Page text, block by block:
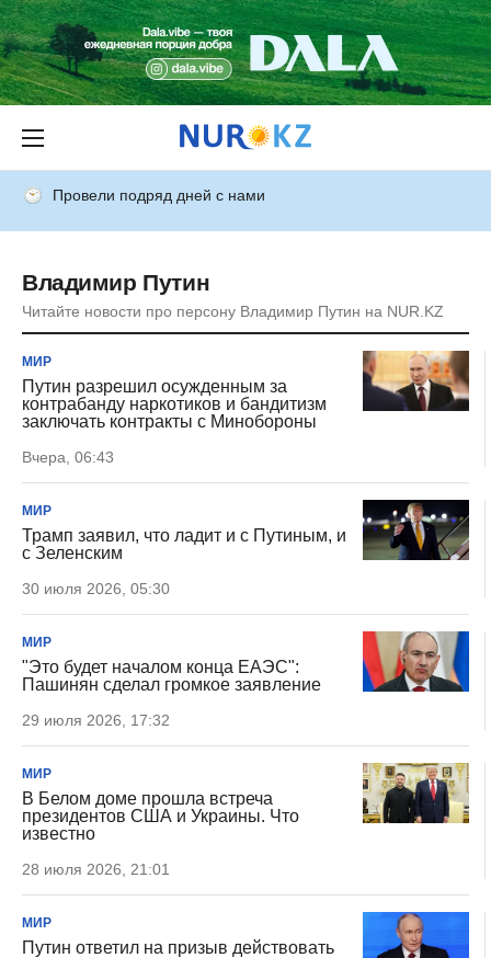
Провели подряд дней с нами
Владимир Путин
Читайте новости про персону Владимир Путин на NUR.KZ
МИР
Путин разрешил осужденным за
контрабанду наркотиков и бандитизм
заключать контракты с Минобороны
Вчера, 06:43
МИР
Трамп заявил, что ладит и с Путиным, и
с Зеленским
30 июля 2026, 05:30
МИР
"Это будет началом конца ЕАЭС":
Пашинян сделал громкое заявление
29 июля 2026, 17:32
МИР
В Белом доме прошла встреча
президентов США и Украины. Что
известно
28 июля 2026, 21:01
МИР
Путин ответил на призыв действовать